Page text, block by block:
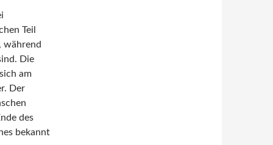
Teil
während
Die
am
Der
des
bekannt